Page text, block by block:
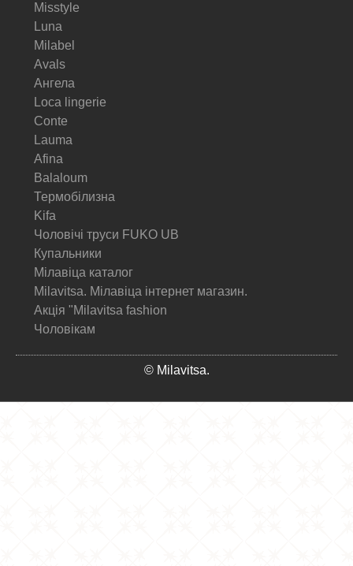
Misstyle
Luna
Milabel
Avals
Ангела
Loca lingerie
Conte
Lauma
Afina
Balaloum
Термобілизна
Kifa
Чоловічі труси FUKO UB
Купальники
Мілавіца каталог
Milavitsa. Мілавіца інтернет магазин.
Акція "Milavitsa fashion
Чоловікам
© Milavitsa.